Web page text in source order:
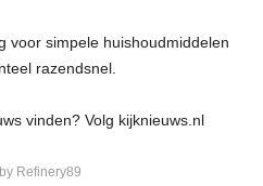
voor simpele huishoudmiddelen
razendsnel.
vinden? Volg kijknieuws.nl
Refinery89